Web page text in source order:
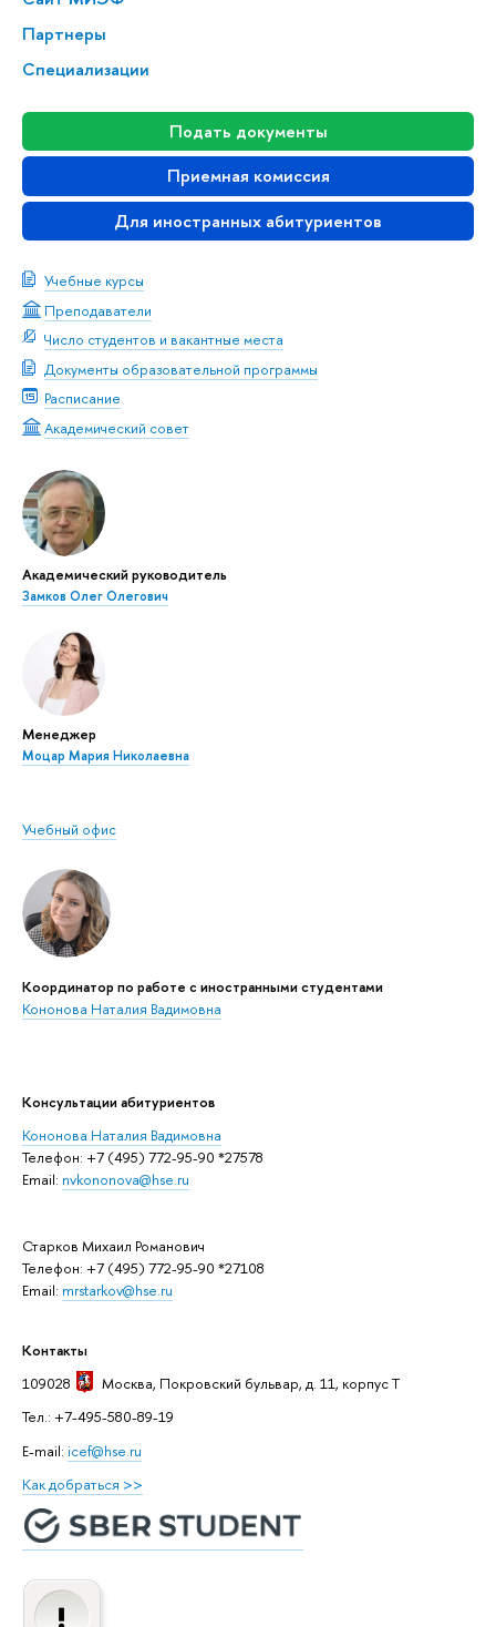
Партнеры
Специализации
Подать документы
Приемная комиссия
Для иностранных абитуриентов
Учебные курсы
Преподаватели
Число студентов и вакантные места
Документы образовательной программы
Расписание
Академический совет
Академический руководитель
Замков Олег Олегович
Менеджер
Моцар Мария Николаевна
Учебный офис
Координатор по работе с иностранными студентами
Кононова Наталия Вадимовна
Консультации абитуриентов
Кононова Наталия Вадимовна
Телефон: +7 (495) 772-95-90 *27578
Email: nvkononova@hse.ru
Старков Михаил Романович
Телефон: +7 (495) 772-95-90 *27108
Email: mrstarkov@hse.ru
Контакты
109028
Москва, Покровский бульвар, д. 11, корпус T
Тел.: +7-495-580-89-19
E-mail: icef@hse.ru
Как добраться >>